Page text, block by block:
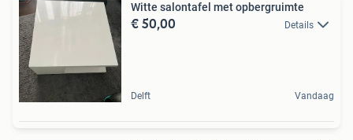
Witte salontafel met opbergruimte
€ 50,00 Details
Delft Vandaag